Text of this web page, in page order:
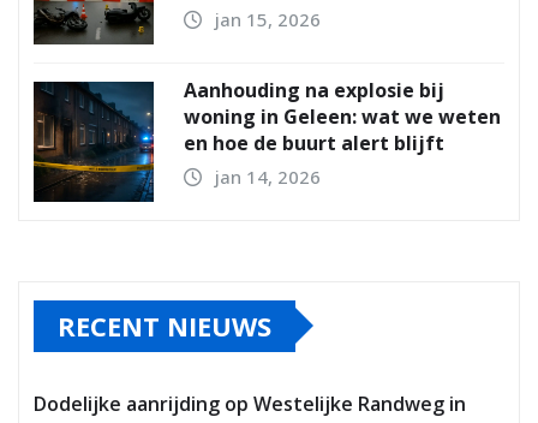
jan 15, 2026
Aanhouding na explosie bij
woning in Geleen: wat we weten
en hoe de buurt alert blijft
jan 14, 2026
RECENT NIEUWS
Dodelijke aanrijding op Westelijke Randweg in